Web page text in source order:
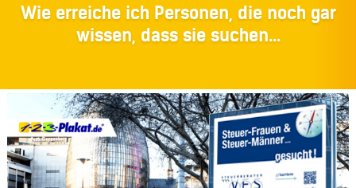
Wie erreiche ich Personen, die noch gar
wissen, dass sie suchen...